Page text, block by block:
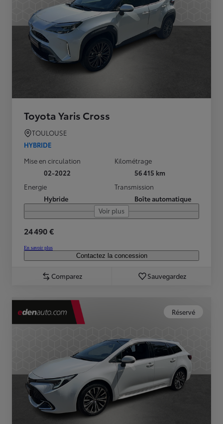
Toyota Yaris Cross
TOULOUSE
HYBRIDE
Mise en circulation
02-2022
Kilométrage
56 415 km
Energie
Hybride
Transmission
Boîte automatique
Voir plus
24 490 €
En savoir plus
Contactez la concession
Comparez Sauvegardez
Réservé